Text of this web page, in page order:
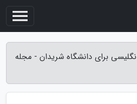
برای دانشگاه شریدان - مجله